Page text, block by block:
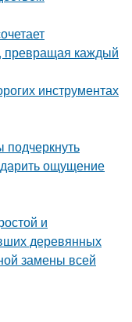
превращая каждый
инструментах
подчеркнуть
ощущение
и
деревянных
замены всей